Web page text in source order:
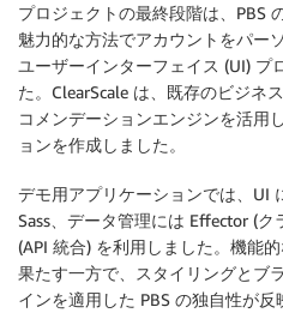
プロジェクトの最終段階は、PBS
魅力的な方法でアカウントをパー
ユーザーインターフェイス (UI) プ
た。ClearScale は、既存のビジネ
コメンデーションエンジンを活用
ョンを作成しました。
デモ用アプリケーションでは、UI
Sass、データ管理には Effector (
(API 統合) を利用しました。機能
果たす一方で、スタイリングとブ
インを適用した PBS の独自性が